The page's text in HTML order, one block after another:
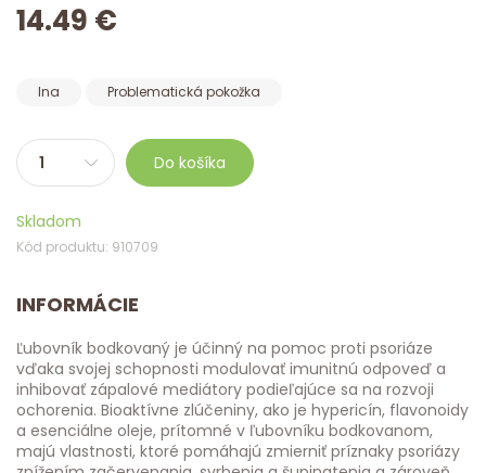
14.49 €
Ina Problematická pokožka
Do košíka
Skladom
Kód produktu: 910709
INFORMÁCIE
Ľubovník bodkovaný je účinný na pomoc proti psoriáze
vďaka svojej schopnosti modulovať imunitnú odpoveď a
inhibovať zápalové mediátory podieľajúce sa na rozvoji
ochorenia. Bioaktívne zlúčeniny, ako je hypericín, flavonoidy
a esenciálne oleje, prítomné v ľubovníku bodkovanom,
majú vlastnosti, ktoré pomáhajú zmierniť príznaky psoriázy